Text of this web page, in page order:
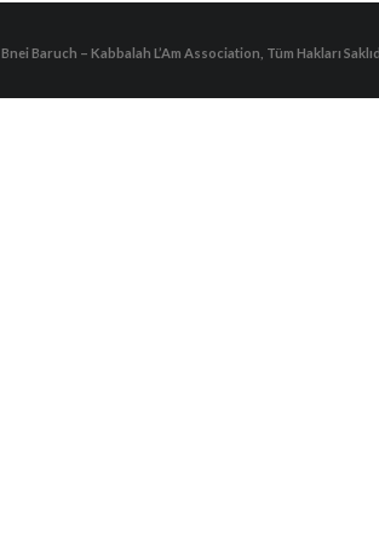
Bnei Baruch – Kabbalah L’Am Association, Tüm Hakları